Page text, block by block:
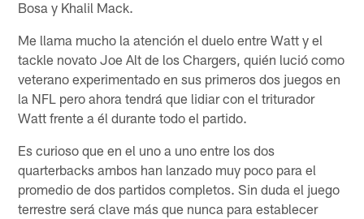
Bosa y Khalil Mack.
Me llama mucho la atención el duelo entre Watt y el
tackle novato Joe Alt de los Chargers, quién lució como
veterano experimentado en sus primeros dos juegos en
la NFL pero ahora tendrá que lidiar con el triturador
Watt frente a él durante todo el partido.
Es curioso que en el uno a uno entre los dos
quarterbacks ambos han lanzado muy poco para el
promedio de dos partidos completos. Sin duda el juego
terrestre será clave más que nunca para establecer